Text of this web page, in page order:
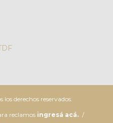
derechos reservados.
reclamos ingresá acá. /